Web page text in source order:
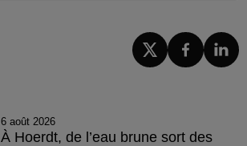
6 août 2026
À Hoerdt, de l’eau brune sort des